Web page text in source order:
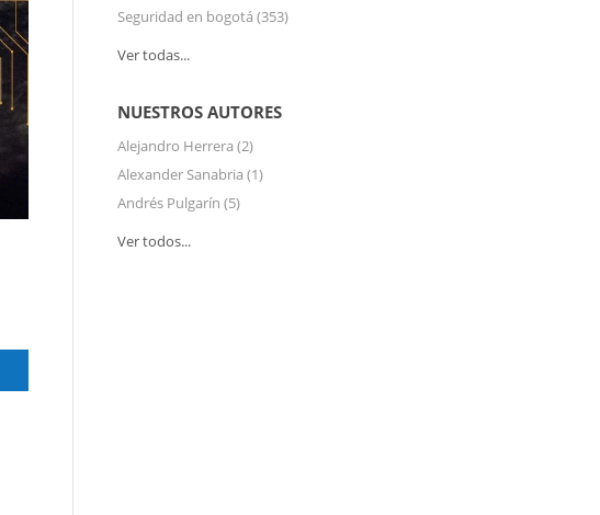
Seguridad en bogotá (353)
Ver todas...
NUESTROS AUTORES
Alejandro Herrera (2)
Alexander Sanabria (1)
Andrés Pulgarín (5)
Ver todos...